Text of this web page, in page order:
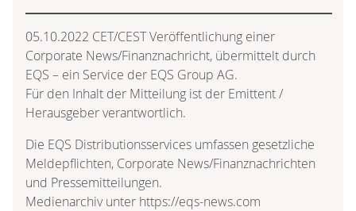
05.10.2022 CET/CEST Veröffentlichung einer
Corporate News/Finanznachricht, übermittelt durch
EQS – ein Service der EQS Group AG.
Für den Inhalt der Mitteilung ist der Emittent /
Herausgeber verantwortlich.
Die EQS Distributionsservices umfassen gesetzliche
Meldepflichten, Corporate News/Finanznachrichten
und Pressemitteilungen.
Medienarchiv unter https://eqs-news.com